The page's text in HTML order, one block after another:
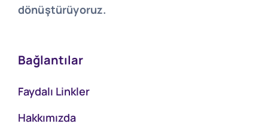
dönüştürüyoruz.
Bağlantılar
Faydalı Linkler
Hakkımızda